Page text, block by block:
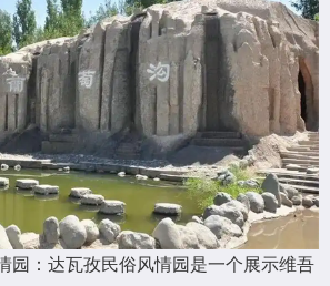
园：达瓦孜民俗风情园是一个展示维吾